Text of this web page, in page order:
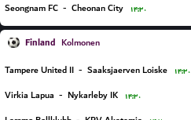
Seongnam FC - Cheonan City ۱۴:۳۰
Finland Kolmonen
Tampere United II - Saaksjaerven Loiske ۱۴:۳۰
Virkia Lapua - Nykarleby IK ۱۴:۳۰